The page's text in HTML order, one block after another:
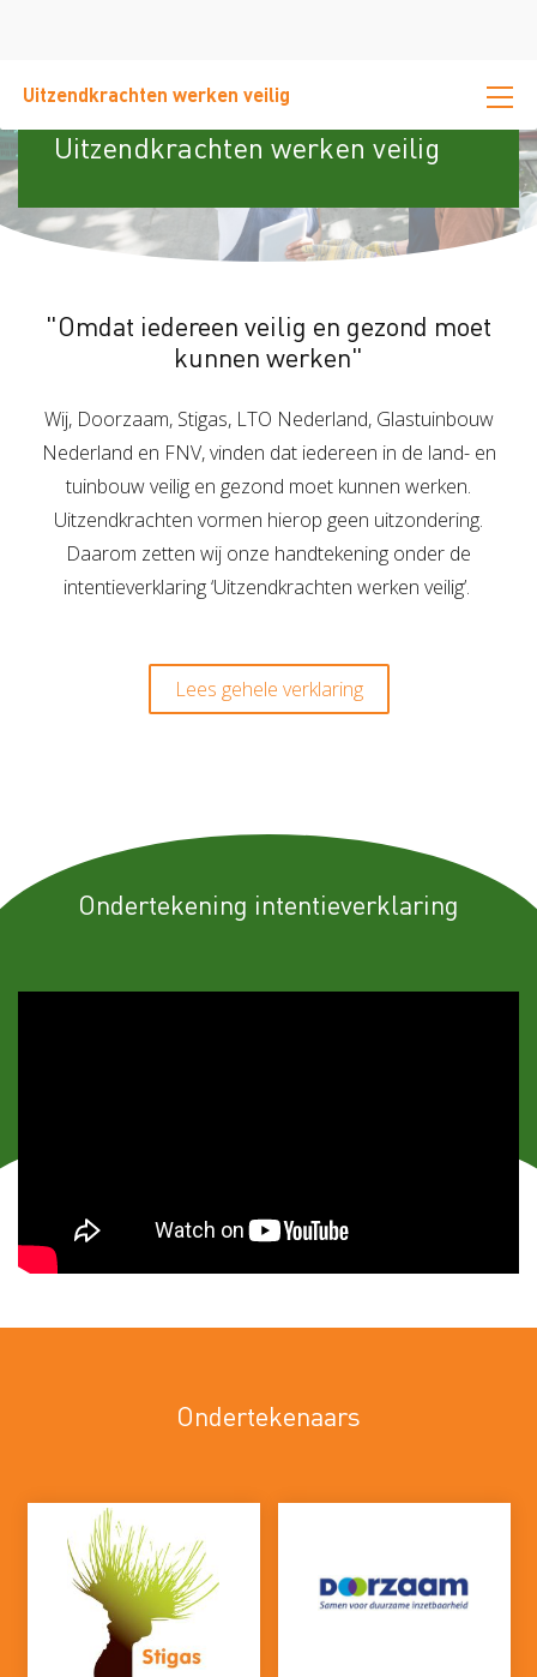
Uitzendkrachten werken veilig
Contact
Intentieverklaring
Uitzendkrachten werken veilig
"Omdat iedereen veilig en gezond moet
kunnen werken"
Wij, Doorzaam, Stigas, LTO Nederland, Glastuinbouw
Nederland en FNV, vinden dat iedereen in de land- en
tuinbouw veilig en gezond moet kunnen werken.
Uitzendkrachten vormen hierop geen uitzondering.
Daarom zetten wij onze handtekening onder de
intentieverklaring ‘Uitzendkrachten werken veilig’.
Lees gehele verklaring
Ondertekening intentieverklaring
Ondertekenaars